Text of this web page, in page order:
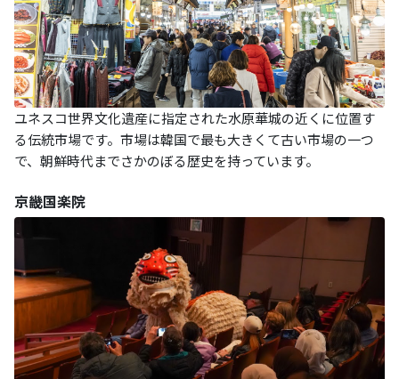
ユネスコ世界文化遺産に指定された水原華城の近くに位置す
る伝統市場です。市場は韓国で最も大きくて古い市場の一つ
で、朝鮮時代までさかのぼる歴史を持っています。
京畿国楽院